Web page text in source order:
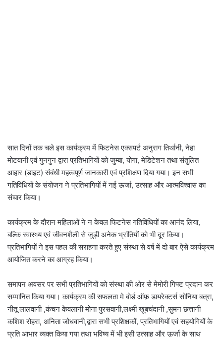
सात दिनों तक चले इस कार्यक्रम में फिटनेस एक्सपर्ट अनुराग तिर्थानी, नेहा
मोटवानी एवं गुनगुन द्वारा प्रतिभागियों को जुम्बा, योगा, मेडिटेशन तथा संतुलित
आहार (डाइट) संबंधी महत्वपूर्ण जानकारी एवं प्रशिक्षण दिया गया। इन सभी
गतिविधियों के संयोजन ने प्रतिभागियों में नई ऊर्जा, उत्साह और आत्मविश्वास का
संचार किया।
कार्यक्रम के दौरान महिलाओं ने न केवल फिटनेस गतिविधियों का आनंद लिया,
बल्कि स्वास्थ्य एवं जीवनशैली से जुड़ी अनेक भ्रांतियों को भी दूर किया।
प्रतिभागियों ने इस पहल की सराहना करते हुए संस्था से वर्ष में दो बार ऐसे कार्यक्रम
आयोजित करने का आग्रह किया।
समापन अवसर पर सभी प्रतिभागियों को संस्था की ओर से मेमोरी गिफ्ट प्रदान कर
सम्मानित किया गया। कार्यक्रम की सफलता मे बोर्ड ऑफ़ डायरेक्टर्स सोनिया बत्रा,
नीतू लालवानी ,कंचन केवलानी मोना पुरसवानी,लक्ष्मी खूबचंदानी ,सुमन छत्तानी
कशिश रोहरा, अनिता जोधवानी,द्वारा सभी प्रशिक्षकों, प्रतिभागियों एवं सहयोगियों के
प्रति आभार व्यक्त किया गया तथा भविष्य में भी इसी उत्साह और ऊर्जा के साथ